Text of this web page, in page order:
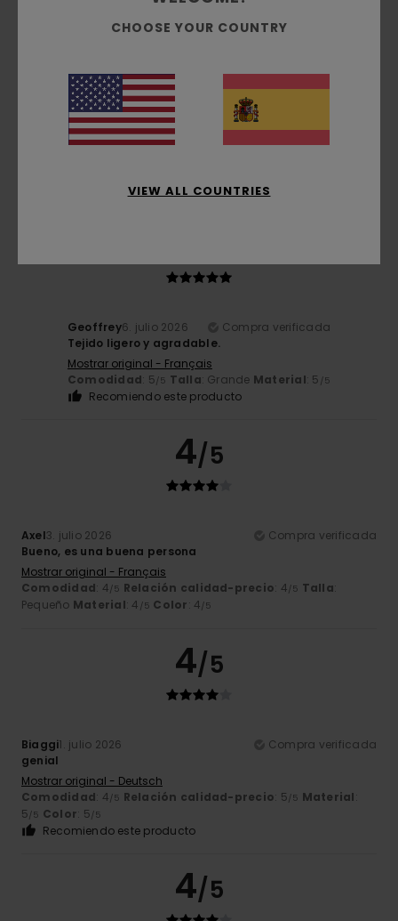
5/5
6. julio 2026
Super cómodos y de gran calidad
Recomiendo este producto
Geoffrey6. julio 2026
Compra verificada
Tejido ligero y agradable.
Mostrar original - Français
Comodidad: 5/5 Talla: Grande Material: 5 /5
Recomiendo este producto
4/5
Axel3. julio 2026
Compra verificada
Bueno, es una buena persona
Mostrar original - Français
Comodidad: 4/5 Relación calidad-precio: 4/5 Talla:
Pequeño Material: 4 /5 Color: 4/5
4/5
Biaggi1. julio 2026
Compra verificada
genial
Mostrar original - Deutsch
Comodidad: 4/5 Relación calidad-precio: 5/5 Material:
5/5 Color: 5/5
Recomiendo este producto
4/5
CHOOSE YOUR COUNTRY
VIEW ALL COUNTRIES